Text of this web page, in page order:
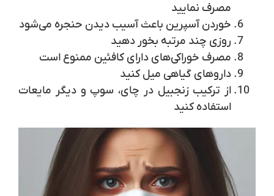
مصرف نمایید
خوردن آسپرین باعث آسیب دیدن حنجره می‌شود
روزی چند مرتبه بخور دهید
مصرف خوراکی‌های دارای کافئین ممنوع است
داروهای گیاهی میل کنید
از ترکیب زنجبیل در چای، سوپ و دیگر مایعات
استفاده کنید